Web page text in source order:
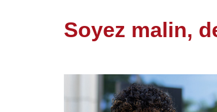
Soyez malin,